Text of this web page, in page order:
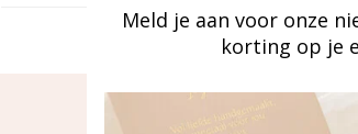
Meld je aan voor onze
korting op je